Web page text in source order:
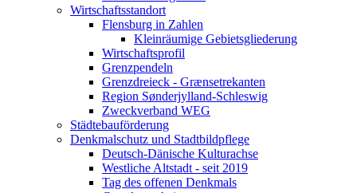
Wirtschaftsstandort
Flensburg in Zahlen
Kleinräumige Gebietsgliederung
Wirtschaftsprofil
Grenzpendeln
Grenzdreieck - Grænsetrekanten
Region Sønderjylland-Schleswig
Zweckverband WEG
Städtebauförderung
Denkmalschutz und Stadtbildpflege
Deutsch-Dänische Kulturachse
Westliche Altstadt - seit 2019
Tag des offenen Denkmals